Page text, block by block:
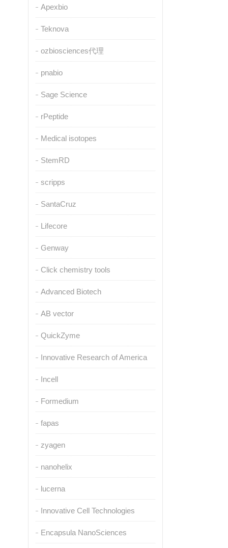
Apexbio
Teknova
ozbiosciences代理
pnabio
Sage Science
rPeptide
Medical isotopes
StemRD
scripps
SantaCruz
Lifecore
Genway
Click chemistry tools
Advanced Biotech
AB vector
QuickZyme
Innovative Research of America
Incell
Formedium
fapas
zyagen
nanohelix
lucerna
Innovative Cell Technologies
Encapsula NanoSciences